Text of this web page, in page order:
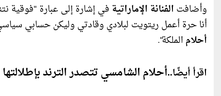
وأضافت الفنانة الإماراتية في إشارة إلى عبارة "فوقية
أنا حرة أعمل ريتويت لبلادي وقادتي وليكن حسابي
أحلام الملكة".
اقرأ أيضًا..أحلام الشامسي تتصدر الترند